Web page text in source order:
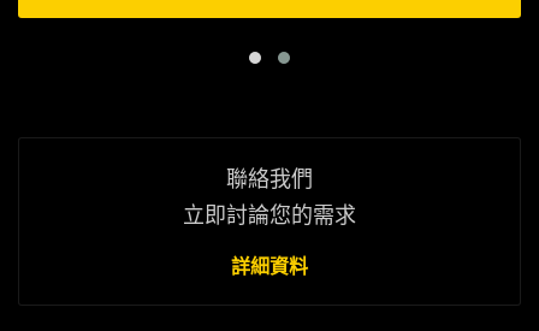
聯絡我們
立即討論您的需求
詳細資料